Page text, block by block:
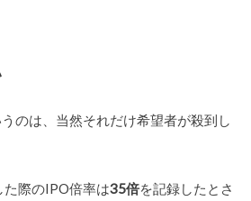
のは、当然それだけ希望者が殺到し
際のIPO倍率は35倍を記録したとさ